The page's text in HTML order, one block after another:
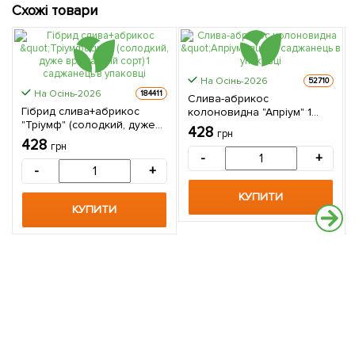
Схожі товари
На Осінь-2026 184411
Гібрид слива+абрикос
"Тріумф" (солодкий, дуже
врожайний сорт) 1
саджанець в упаковці
428 грн
- +
КУПИТИ
На Осінь-2026 52710
Слива-абрикос
колоновидна "Апріум" 1
саджанець в упаковці
428 грн
- +
КУПИТИ